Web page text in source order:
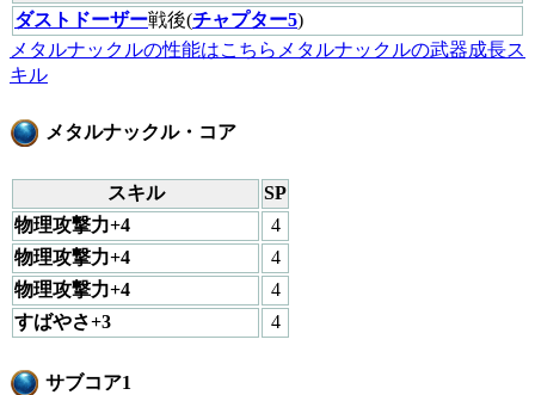
ダストドーザー戦後(チャプター5)
メタルナックルの性能はこちら メタルナックルの武器成長ス
キル
メタルナックル・コア
スキル
SP
物理攻撃力+4
4
物理攻撃力+4
4
物理攻撃力+4
4
すばやさ+3
4
サブコア1